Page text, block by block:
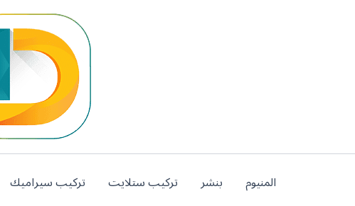
المنيوم بنشر تركيب ستلايت تركيب سيراميك